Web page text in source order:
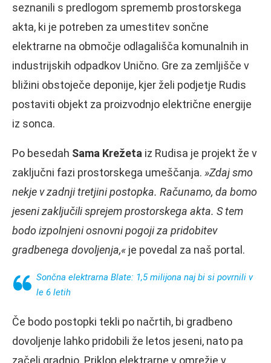
seznanili s predlogom sprememb prostorskega
akta, ki je potreben za umestitev sončne
elektrarne na območje odlagališča komunalnih in
industrijskih odpadkov Unično. Gre za zemljišče v
bližini obstoječe deponije, kjer želi podjetje Rudis
postaviti objekt za proizvodnjo električne energije
iz sonca.
Po besedah Sama Krežeta iz Rudisa je projekt že v
zaključni fazi prostorskega umeščanja. »Zdaj smo
nekje v zadnji tretjini postopka. Računamo, da bomo
jeseni zaključili sprejem prostorskega akta. S tem
bodo izpolnjeni osnovni pogoji za pridobitev
gradbenega dovoljenja,« je povedal za naš portal.
Sončna elektrarna Blate: 1,5 milijona naj bi si povrnili v
le 6 letih
Če bodo postopki tekli po načrtih, bi gradbeno
dovoljenje lahko pridobili že letos jeseni, nato pa
začeli gradnjo. Priklop elektrarne v omrežje v